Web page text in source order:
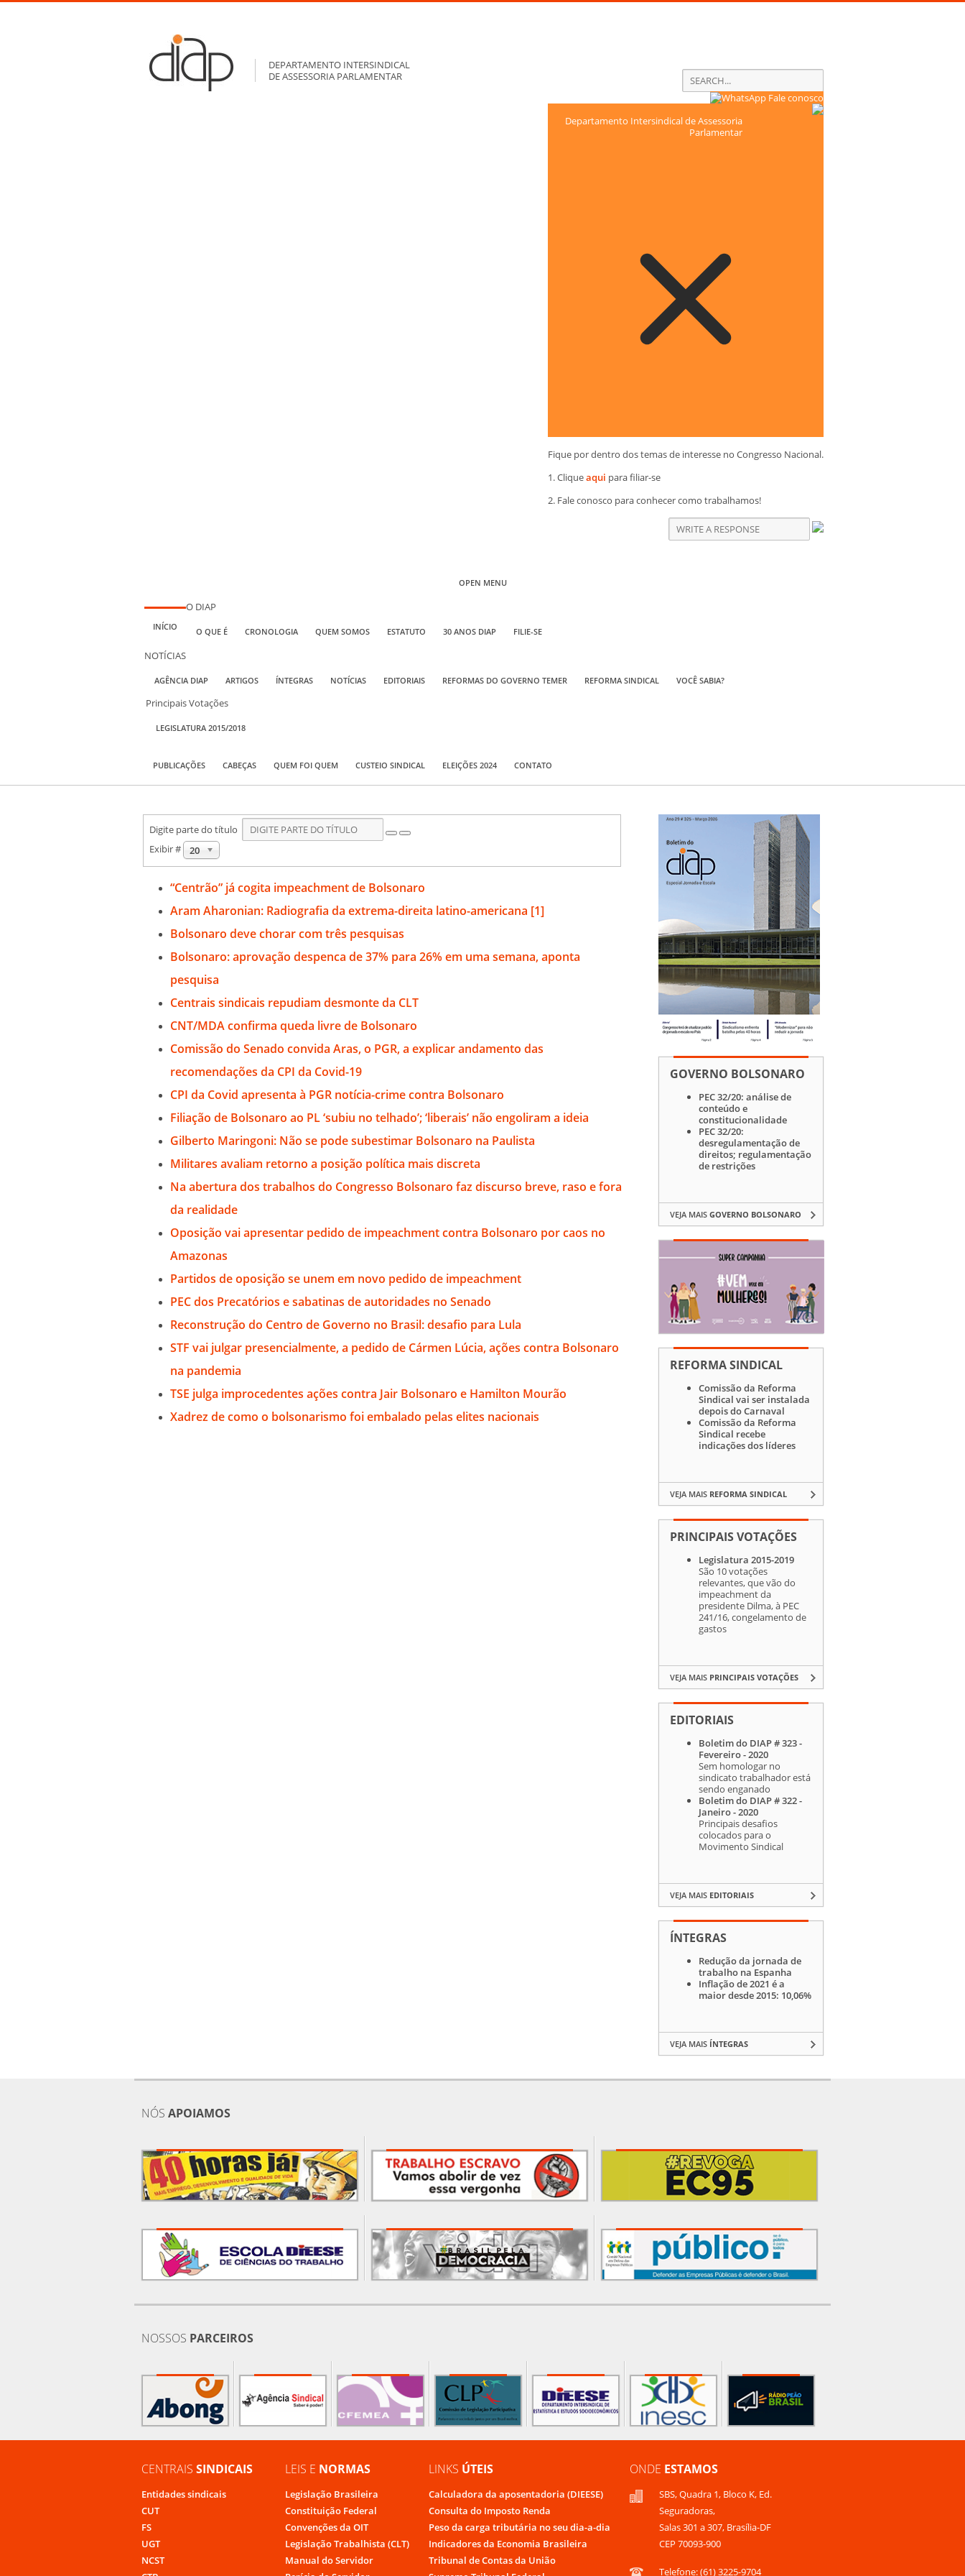
DEPARTAMENTO INTERSINDICAL
DE ASSESSORIA PARLAMENTAR
Fale conosco
Departamento Intersindical de Assessoria
Parlamentar
Fique por dentro dos temas de interesse no Congresso Nacional.
1. Cliqueaqui para filiar-se
2. Fale conosco para conhecer como trabalhamos!
OPEN MENU
INÍCIO
O DIAP
O QUE É CRONOLOGIA QUEM SOMOS ESTATUTO 30 ANOS DIAP FILIE-SE
NOTÍCIAS
AGÊNCIA DIAP ARTIGOS ÍNTEGRAS NOTÍCIAS EDITORIAIS REFORMAS DO GOVERNO TEMER REFORMA SINDICAL VOCÊ SABIA?
Principais Votações
LEGISLATURA 2015/2018
PUBLICAÇÕES CABEÇAS QUEM FOI QUEM CUSTEIO SINDICAL ELEIÇÕES 2024 CONTATO
Digite parte do título
Exibir #
20
“Centrão” já cogita impeachment de Bolsonaro
Aram Aharonian: Radiografia da extrema-direita latino-americana [1]
Bolsonaro deve chorar com três pesquisas
Bolsonaro: aprovação despenca de 37% para 26% em uma semana, aponta
pesquisa
Centrais sindicais repudiam desmonte da CLT
CNT/MDA confirma queda livre de Bolsonaro
Comissão do Senado convida Aras, o PGR, a explicar andamento das
recomendações da CPI da Covid-19
CPI da Covid apresenta à PGR notícia-crime contra Bolsonaro
Filiação de Bolsonaro ao PL ‘subiu no telhado’; ‘liberais’ não engoliram a ideia
Gilberto Maringoni: Não se pode subestimar Bolsonaro na Paulista
Militares avaliam retorno a posição política mais discreta
Na abertura dos trabalhos do Congresso Bolsonaro faz discurso breve, raso e fora
da realidade
Oposição vai apresentar pedido de impeachment contra Bolsonaro por caos no
Amazonas
Partidos de oposição se unem em novo pedido de impeachment
PEC dos Precatórios e sabatinas de autoridades no Senado
Reconstrução do Centro de Governo no Brasil: desafio para Lula
STF vai julgar presencialmente, a pedido de Cármen Lúcia, ações contra Bolsonaro
na pandemia
TSE julga improcedentes ações contra Jair Bolsonaro e Hamilton Mourão
Xadrez de como o bolsonarismo foi embalado pelas elites nacionais
GOVERNO BOLSONARO
PEC 32/20: análise de
conteúdo e
constitucionalidade
PEC 32/20:
desregulamentação de
direitos; regulamentação
de restrições
VEJA MAIS GOVERNO BOLSONARO
REFORMA SINDICAL
Comissão da Reforma
Sindical vai ser instalada
depois do Carnaval
Comissão da Reforma
Sindical recebe
indicações dos líderes
VEJA MAIS REFORMA SINDICAL
PRINCIPAIS VOTAÇÕES
Legislatura 2015-2019
São 10 votações
relevantes, que vão do
impeachment da
presidente Dilma, à PEC
241/16, congelamento de
gastos
VEJA MAIS PRINCIPAIS VOTAÇÕES
EDITORIAIS
Boletim do DIAP # 323 -
Fevereiro - 2020
Sem homologar no
sindicato trabalhador está
sendo enganado
Boletim do DIAP # 322 -
Janeiro - 2020
Principais desafios
colocados para o
Movimento Sindical
VEJA MAIS EDITORIAIS
ÍNTEGRAS
Redução da jornada de
trabalho na Espanha
Inflação de 2021 é a
maior desde 2015: 10,06%
VEJA MAIS ÍNTEGRAS
NÓS APOIAMOS
NOSSOS PARCEIROS
CENTRAIS SINDICAIS
Entidades sindicais
CUT
FS
UGT
NCST
LEIS E NORMAS
Legislação Brasileira
Constituição Federal
Convenções da OIT
Legislação Trabalhista (CLT)
Manual do Servidor
LINKS ÚTEIS
Calculadora da aposentadoria (DIEESE)
Consulta do Imposto Renda
Peso da carga tributária no seu dia-a-dia
Indicadores da Economia Brasileira
Tribunal de Contas da União
ONDE ESTAMOS
SBS, Quadra 1, Bloco K, Ed.
Seguradoras,
Salas 301 a 307, Brasília-DF
CEP 70093-900
Telefone: (61) 3225-9704